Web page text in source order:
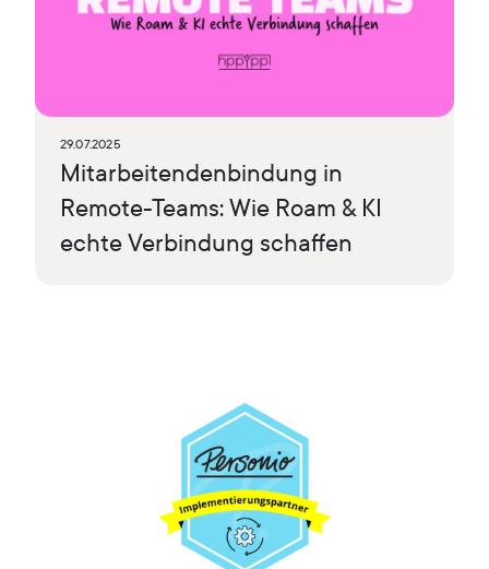
29.07.2025
Mitarbeitendenbindung in
Remote-Teams: Wie Roam & KI
echte Verbindung schaffen